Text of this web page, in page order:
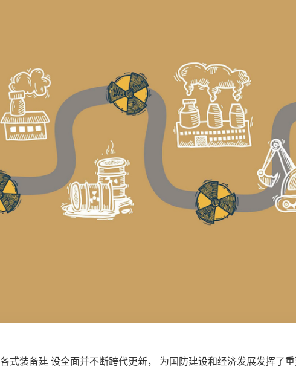
式装备建 设全面并不断跨代更新， 为国防建设和经济发展发挥了